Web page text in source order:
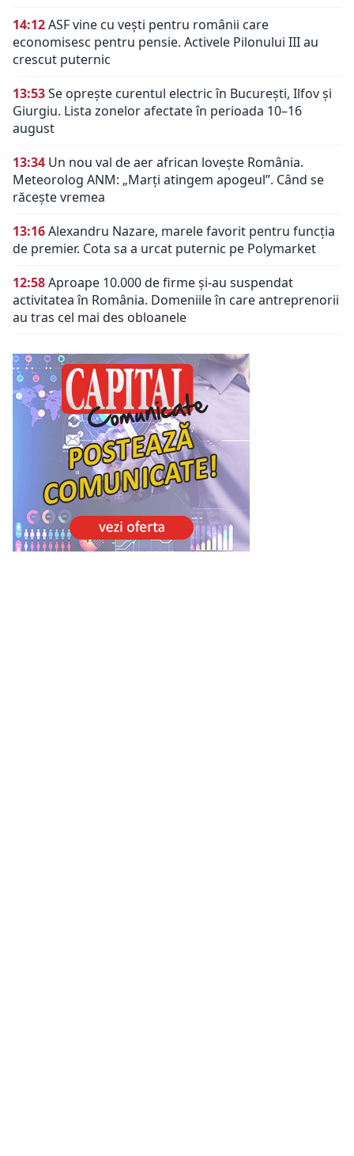
14:12ASF vine cu vești pentru românii care
economisesc pentru pensie. Activele Pilonului III au
crescut puternic
13:53Se oprește curentul electric în București, Ilfov și
Giurgiu. Lista zonelor afectate în perioada 10–16
august
13:34 Un nou val de aer african lovește România.
Meteorolog ANM: „Marți atingem apogeul”. Când se
răcește vremea
13:16Alexandru Nazare, marele favorit pentru funcția
de premier. Cota sa a urcat puternic pe Polymarket
12:58Aproape 10.000 de firme și-au suspendat
activitatea în România. Domeniile în care antreprenorii
au tras cel mai des obloanele